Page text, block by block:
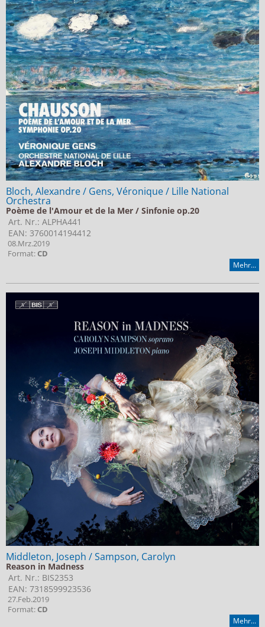
Bloch, Alexandre / Gens, Véronique / Lille National
Orchestra
Poème de l'Amour et de la Mer / Sinfonie op.20
Art. Nr.: ALPHA441
EAN: 3760014194412
08.Mrz.2019
Format:CD
Mehr...
Middleton, Joseph / Sampson, Carolyn
Reason in Madness
Art. Nr.: BIS2353
EAN: 7318599923536
27.Feb.2019
Format:CD
Mehr...